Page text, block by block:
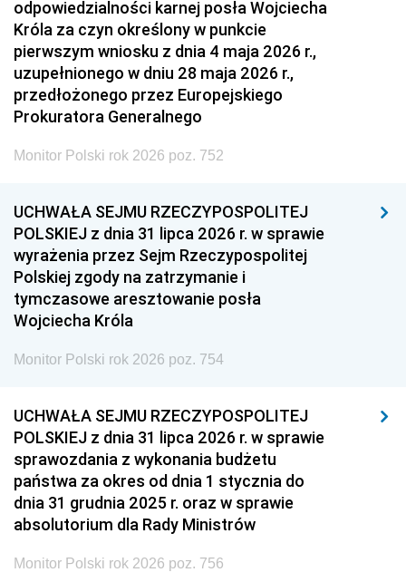
odpowiedzialności karnej posła Wojciecha
Króla za czyn określony w punkcie
pierwszym wniosku z dnia 4 maja 2026 r.,
uzupełnionego w dniu 28 maja 2026 r.,
przedłożonego przez Europejskiego
Prokuratora Generalnego
Monitor Polski rok 2026 poz. 752
UCHWAŁA SEJMU RZECZYPOSPOLITEJ
POLSKIEJ z dnia 31 lipca 2026 r. w sprawie
wyrażenia przez Sejm Rzeczypospolitej
Polskiej zgody na zatrzymanie i
tymczasowe aresztowanie posła
Wojciecha Króla
Monitor Polski rok 2026 poz. 754
UCHWAŁA SEJMU RZECZYPOSPOLITEJ
POLSKIEJ z dnia 31 lipca 2026 r. w sprawie
sprawozdania z wykonania budżetu
państwa za okres od dnia 1 stycznia do
dnia 31 grudnia 2025 r. oraz w sprawie
absolutorium dla Rady Ministrów
Monitor Polski rok 2026 poz. 756